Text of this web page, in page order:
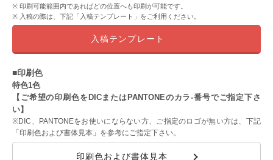
印刷可能範囲内であればどの位置へも印刷が可能です。
入稿の際は、下記「入稿テンプレート」をご利用ください。
入稿テンプレート
■印刷色
特色1色
【ご希望の印刷色をDICまたはPANTONEのカラ-番号でご指定下さ
い】
※DIC、PANTONEをお使いにならない方、ご指定のロゴが無い方は、下記
「印刷色および書体見本」を参考にご指定下さい。
印刷色および書体見本